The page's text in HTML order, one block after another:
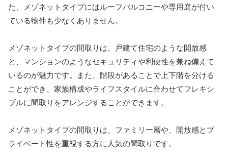
た、メゾネットタイプにはルーフバルコニーや専用庭が付い
ている物件も少なくありません。
メゾネットタイプの間取りは、戸建て住宅のような開放感
と、マンションのようなセキュリティや利便性を兼ね備えて
いるのが魅力です。また、階段があることで上下階を分ける
ことができ、家族構成やライフスタイルに合わせてフレキシ
ブルに間取りをアレンジすることができます。
メゾネットタイプの間取りは、ファミリー層や、開放感とプ
ライベート性を重視する方に人気の間取りです。